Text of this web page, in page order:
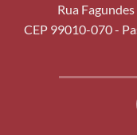
Rua
CEP 99010-070 -